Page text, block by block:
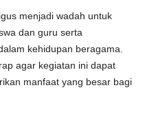
menjadi wadah untuk
dan guru serta
kehidupan beragama.
agar kegiatan ini dapat
manfaat yang besar bagi